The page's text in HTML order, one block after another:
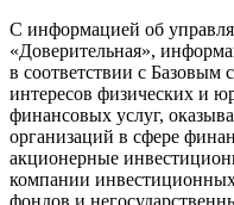
С информацией об
«Доверительная»,
в соответствии с Базовым
интересов физических и
финансовых услуг,
организаций в сфере
акционерные
компании
фондов и